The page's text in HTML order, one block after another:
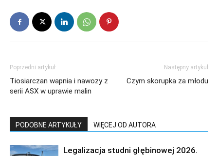
Poprzedni artykuł
Tiosiarczan wapnia i nawozy z
serii ASX w uprawie malin
Następny artykuł
Czym skorupka za młodu
PODOBNE ARTYKUŁY WIĘCEJ OD AUTORA
Legalizacja studni głębinowej 2026.